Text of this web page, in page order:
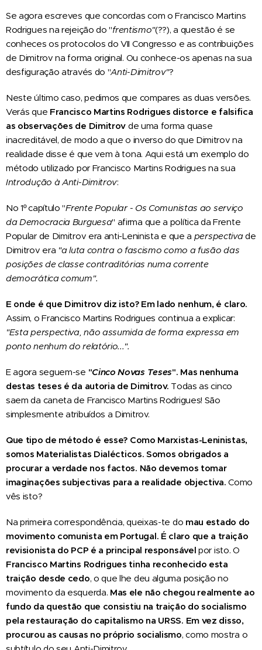
Se agora escreves que concordas com o Francisco Martins
Rodrigues na rejeição do "frentismo"(??), a questão é se
conheces os protocolos do VII Congresso e as contribuições
de Dimitrov na forma original. Ou conhece-os apenas na sua
desfiguração através do "Anti-Dimitrov"?
Neste último caso, pedimos que compares as duas versões.
Verás que Francisco Martins Rodrigues distorce e falsifica
as observações de Dimitrov de uma forma quase
inacreditável, de modo a que o inverso do que Dimitrov na
realidade disse é que vem à tona. Aqui está um exemplo do
método utilizado por Francisco Martins Rodrigues na sua
Introdução à Anti-Dimitrov:
No 1º capítulo "Frente Popular - Os Comunistas ao serviço
da Democracia Burguesa" afirma que a política da Frente
Popular de Dimitrov era anti-Leninista e que a perspectivade
Dimitrov era "a luta contra o fascismo como a fusão das
posições de classe contraditórias numa corrente
democrática comum".
E onde é que Dimitrovdiz isto? Em lado nenhum, é claro.
Assim, o Francisco Martins Rodrigues continua a explicar:
"Esta perspectiva, não assumida de forma expressa em
ponto nenhum do relatório...".
E agora seguem-se "Cinco Novas Teses". Mas nenhuma
destas teses é da autoria de Dimitrov. Todas as cinco
saem da caneta de Francisco Martins Rodrigues! São
simplesmente atribuídos a Dimitrov.
Que tipo de método é esse? Como Marxistas-Leninistas,
somos Materialistas Dialécticos. Somos obrigados a
procurar a verdade nos factos. Não devemos tomar
imaginações subjectivas para a realidade objectiva.Como
vês isto?
Na primeira correspondência, queixas-te do mau estado do
movimento comunista em Portugal. É claro que a traição
revisionista do PCP é a principal responsável por isto. O
Francisco Martins Rodrigues tinha reconhecido esta
traição desde cedo, o que lhe deu alguma posição no
movimento da esquerda. Mas ele não chegou realmente ao
fundo da questão que consistiu na traição do socialismo
pela restauração do capitalismo na URSS. Em vez disso,
procurou as causas no próprio socialismo, como mostra o